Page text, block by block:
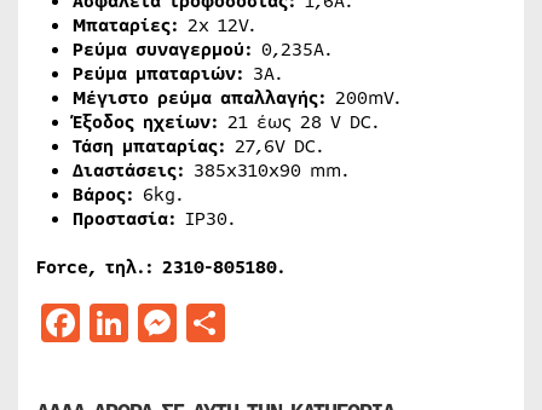
Μπαταρίες: 2x 12V.
Ρεύμα συναγερμού: 0,235A.
Ρεύμα μπαταριών: 3A.
Μέγιστο ρεύμα απαλλαγής: 200mV.
Έξοδος ηχείων: 21 έως 28 V DC.
Τάση μπαταρίας: 27,6V DC.
Διαστάσεις: 385x310x90 mm.
Βάρος: 6kg.
Προστασία: IP30.
Force, τηλ.: 2310-805180.
Facebook
LinkedIn
Messenger